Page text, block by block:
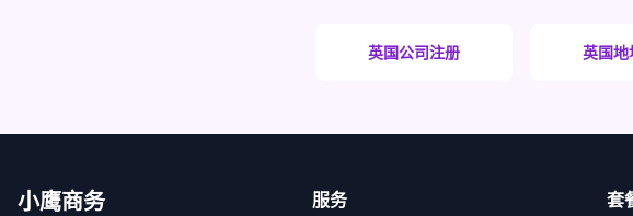
英国公司注册 英国地
小鹰商务
服务
套